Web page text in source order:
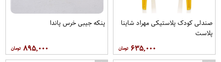
صندلی کودک پلاستیکی مهراد شاینا
پلاست
۶۳۵,۰۰۰
پنکه جیبی خرس پاندا
۸۹۵,۰۰۰